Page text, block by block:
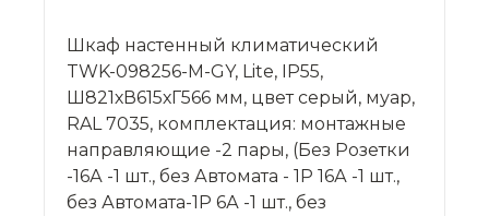
Шкаф настенный климатический
TWK-098256-M-GY, Lite, IP55,
Ш821хВ615хГ566 мм, цвет серый, муар,
RAL 7035, комплектация: монтажные
направляющие -2 пары, (Без Розетки
-16А -1 шт., без Автомата - 1P 16А -1 шт.,
без Автомата-1P 6А -1 шт., без